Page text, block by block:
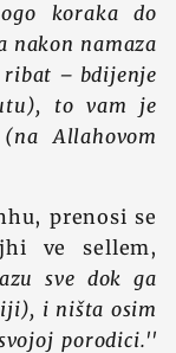
koraka do
nakon namaza
ribat – bdijenje
to vam je
Allahovom
prenosi se
ve sellem,
sve dok ga
i ništa osim
porodici.''